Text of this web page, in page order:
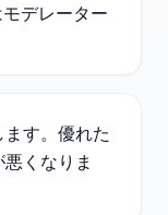
デレーター
す。優れた
くなりま